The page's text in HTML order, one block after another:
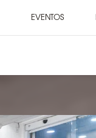
EVENTOS